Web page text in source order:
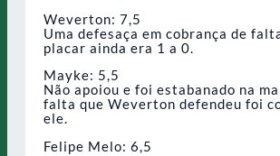
Weverton: 7,5
Uma defesaça em cobrança de
placar ainda era 1 a 0.
Mayke: 5,5
Não apoiou e foi estabanado na
falta que Weverton defendeu foi
ele.
Felipe Melo: 6,5